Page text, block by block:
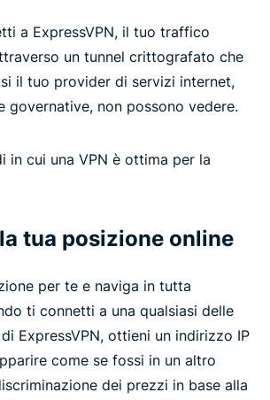
a ExpressVPN, il tuo traffico
un tunnel crittografato che
il tuo provider di servizi internet,
governative, non possono vedere.
in cui una VPN è ottima per la
tua posizione online
per te e naviga in tutta
ti connetti a una qualsiasi delle
ExpressVPN, ottieni un indirizzo IP
come se fossi in un altro
dei prezzi in base alla